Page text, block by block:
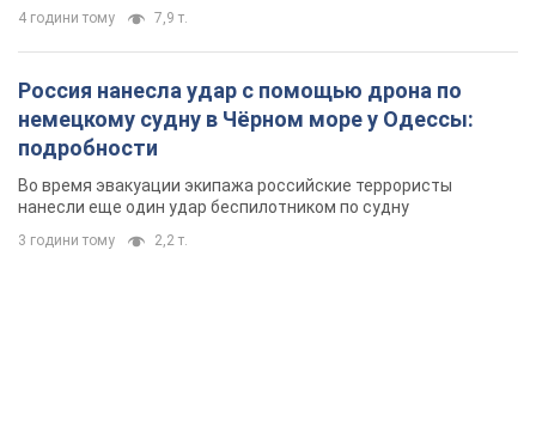
4 години тому 7,9 т.
Россия нанесла удар с помощью дрона по
немецкому судну в Чёрном море у Одессы:
подробности
Во время эвакуации экипажа российские террористы
нанесли еще один удар беспилотником по судну
3 години тому 2,2 т.